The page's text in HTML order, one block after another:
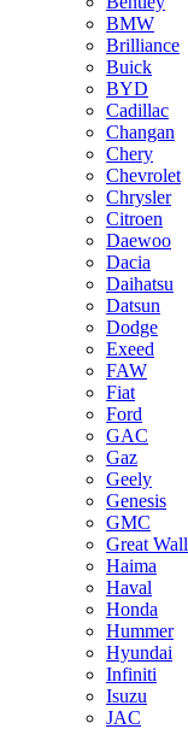
BMW
Brilliance
Buick
BYD
Cadillac
Changan
Chery
Chevrolet
Chrysler
Citroen
Daewoo
Dacia
Daihatsu
Datsun
Dodge
Exeed
FAW
Fiat
Ford
GAC
Gaz
Geely
Genesis
GMC
Great Wall
Haima
Haval
Honda
Hummer
Hyundai
Infiniti
Isuzu
JAC